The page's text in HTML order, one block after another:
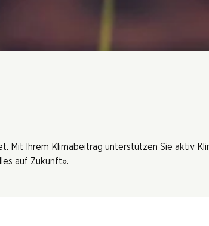
Mit Ihrem Klimabeitrag unterstützen Sie aktiv
auf Zukunft».